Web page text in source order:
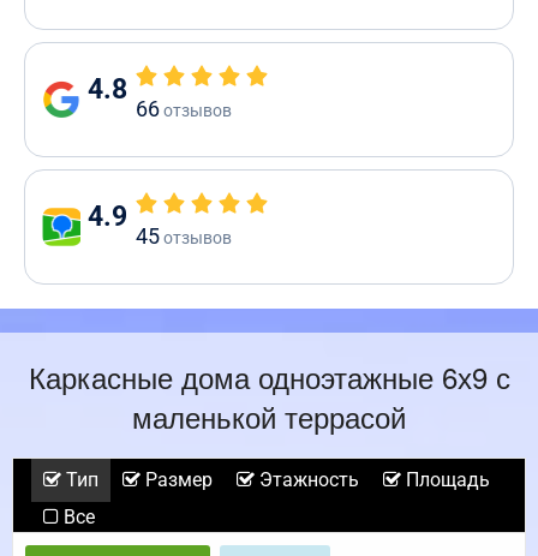
4.8
66отзывов
4.9
45отзывов
Каркасные дома одноэтажные 6х9 с
маленькой террасой
Тип Размер Этажность
Площадь
Все